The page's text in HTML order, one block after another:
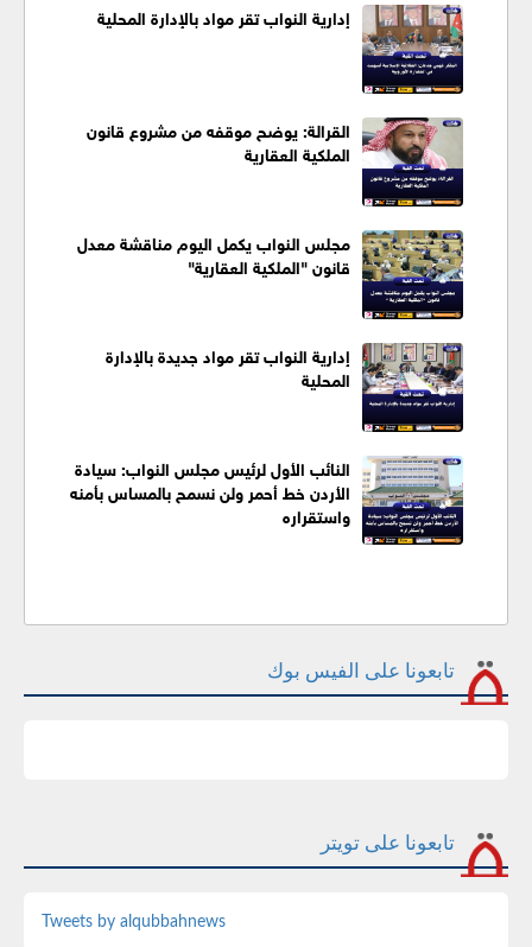
إدارية النواب تقر مواد بالإدارة المحلية
القرالة: يوضح موقفه من مشروع قانون
الملكية العقارية
مجلس النواب يكمل اليوم مناقشة معدل
قانون "الملكية العقارية"
إدارية النواب تقر مواد جديدة بالإدارة
المحلية
النائب الأول لرئيس مجلس النواب: سيادة
الأردن خط أحمر ولن نسمح بالمساس بأمنه
واستقراره
تابعونا على الفيس بوك
تابعونا على تويتر
Tweets by alqubbahnews